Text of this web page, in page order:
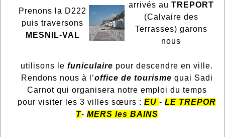
Prenons la D222
puis traversons
MESNIL-VAL
arrivés au TREPORT
(Calvaire des
Terrasses) garons
nous
utilisons lefuniculaire pour descendre en ville.
Rendons nous à l’office de tourisme quai Sadi
Carnot qui organisera notre emploi du temps
pour visiter les 3 villes sœurs :EU-LE TREPOR
T- MERS les BAINS